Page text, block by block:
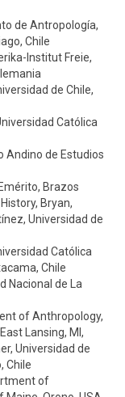
de Antropología,
Chile
Institut Freie,
de Chile,
Católica
Andino de Estudios
Brazos
Bryan,
Universidad de
Católica
Chile
Nacional de La
of Anthropology,
Lansing, MI,
Universidad de
Chile
of